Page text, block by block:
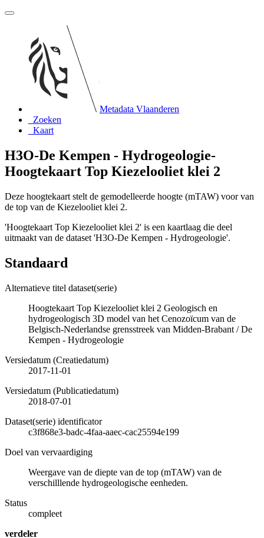
Metadata Vlaanderen
Zoeken
Kaart
H3O-De Kempen - Hydrogeologie-
Hoogtekaart Top Kiezelooliet klei 2
Deze hoogtekaart stelt de gemodelleerde hoogte (mTAW) voor van
de top van de Kiezelooliet klei 2.
'Hoogtekaart Top Kiezelooliet klei 2' is een kaartlaag die deel
uitmaakt van de dataset 'H3O-De Kempen - Hydrogeologie'.
Standaard
Alternatieve titel dataset(serie)
Hoogtekaart Top Kiezelooliet klei 2 Geologisch en
hydrogeologisch 3D model van het Cenozoïcum van de
Belgisch-Nederlandse grensstreek van Midden-Brabant / De
Kempen - Hydrogeologie
Versiedatum (Creatiedatum)
2017-11-01
Versiedatum (Publicatiedatum)
2018-07-01
Dataset(serie) identificator
c3f868e3-badc-4faa-aaec-cac25594e199
Doel van vervaardiging
Weergave van de diepte van de top (mTAW) van de
verschilllende hydrogeologische eenheden.
Status
compleet
verdeler